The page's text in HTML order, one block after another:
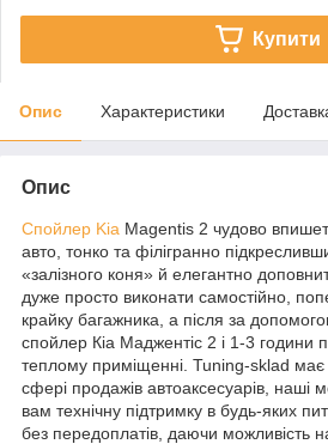
Купити
Опис Характеристики
Опис
Спойлер Kia Magentis 2 чудово
авто, тонко та філігранно
«залізного коня» й елегантно
дуже просто виконати самостійно,
крайку багажника, а після за
спойлер Кіа Маджентіс 2 і 1-3 години
теплому приміщенні. Tuning-sklad має
сфері продажів автоаксесуарів, наші
вам технічну підтримку в будь-яких
без передоплатів, даючи можливість